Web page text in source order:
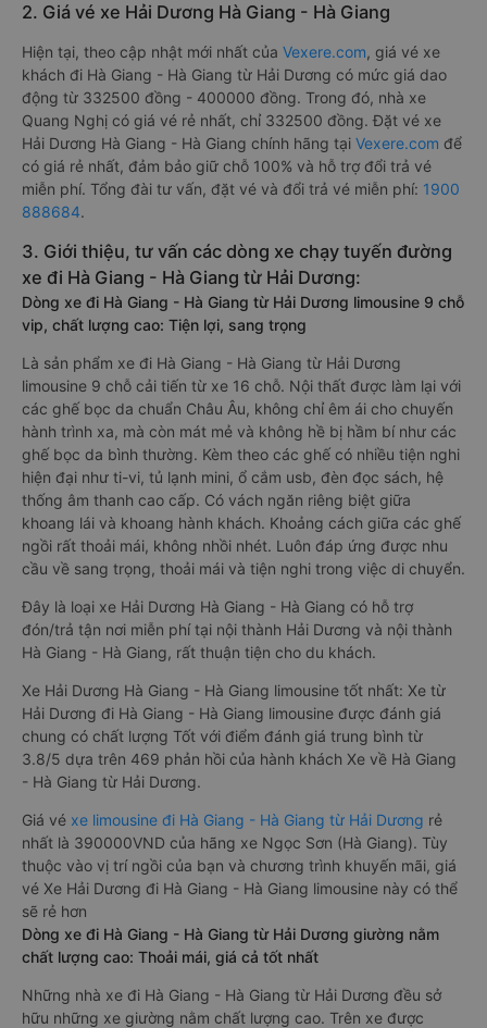
2. Giá vé xe Hải Dương Hà Giang - Hà Giang
Hiện tại, theo cập nhật mới nhất của Vexere.com, giá vé xe
khách đi Hà Giang - Hà Giang từ Hải Dương có mức giá dao
động từ 332500 đồng - 400000 đồng. Trong đó, nhà xe
Quang Nghị có giá vé rẻ nhất, chỉ 332500 đồng. Đặt vé xe
Hải Dương Hà Giang - Hà Giang chính hãng tại Vexere.com để
có giá rẻ nhất, đảm bảo giữ chỗ 100% và hỗ trợ đổi trả vé
miễn phí. Tổng đài tư vấn, đặt vé và đổi trả vé miễn phí: 1900
888684.
3. Giới thiệu, tư vấn các dòng xe chạy tuyến đường
xe đi Hà Giang - Hà Giang từ Hải Dương:
Dòng xe đi Hà Giang - Hà Giang từ Hải Dương limousine 9 chỗ
vip, chất lượng cao: Tiện lợi, sang trọng
Là sản phẩm xe đi Hà Giang - Hà Giang từ Hải Dương
limousine 9 chỗ cải tiến từ xe 16 chỗ. Nội thất được làm lại với
các ghế bọc da chuẩn Châu Âu, không chỉ êm ái cho chuyến
hành trình xa, mà còn mát mẻ và không hề bị hầm bí như các
ghế bọc da bình thường. Kèm theo các ghế có nhiều tiện nghi
hiện đại như ti-vi, tủ lạnh mini, ổ cắm usb, đèn đọc sách, hệ
thống âm thanh cao cấp. Có vách ngăn riêng biệt giữa
khoang lái và khoang hành khách. Khoảng cách giữa các ghế
ngồi rất thoải mái, không nhồi nhét. Luôn đáp ứng được nhu
cầu về sang trọng, thoải mái và tiện nghi trong việc di chuyển.
Đây là loại xe Hải Dương Hà Giang - Hà Giang có hỗ trợ
đón/trả tận nơi miễn phí tại nội thành Hải Dương và nội thành
Hà Giang - Hà Giang, rất thuận tiện cho du khách.
Xe Hải Dương Hà Giang - Hà Giang limousine tốt nhất: Xe từ
Hải Dương đi Hà Giang - Hà Giang limousine được đánh giá
chung có chất lượng Tốt với điểm đánh giá trung bình từ
3.8/5 dựa trên 469 phản hồi của hành khách Xe về Hà Giang
- Hà Giang từ Hải Dương.
Giá vé xe limousine đi Hà Giang - Hà Giang từ Hải Dương rẻ
nhất là 390000VND của hãng xe Ngọc Sơn (Hà Giang). Tùy
thuộc vào vị trí ngồi của bạn và chương trình khuyến mãi, giá
vé Xe Hải Dương đi Hà Giang - Hà Giang limousine này có thể
sẽ rẻ hơn
Dòng xe đi Hà Giang - Hà Giang từ Hải Dương giường nằm
chất lượng cao: Thoải mái, giá cả tốt nhất
Những nhà xe đi Hà Giang - Hà Giang từ Hải Dương đều sở
hữu những xe giường nằm chất lượng cao. Trên xe được